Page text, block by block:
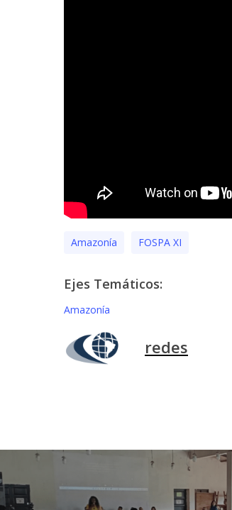
Amazonía FOSPA XI
Ejes Temáticos:
Amazonía
redes